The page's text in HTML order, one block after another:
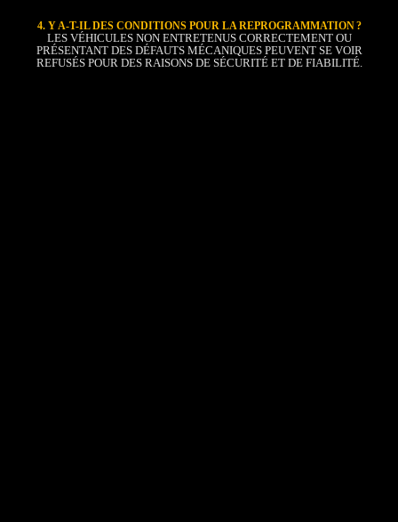
4. Y A-T-IL DES CONDITIONS POUR LA REPROGRAMMATION ?
LES VÉHICULES NON ENTRETENUS CORRECTEMENT OU
PRÉSENTANT DES DÉFAUTS MÉCANIQUES PEUVENT SE VOIR
REFUSÉS POUR DES RAISONS DE SÉCURITÉ ET DE FIABILITÉ.